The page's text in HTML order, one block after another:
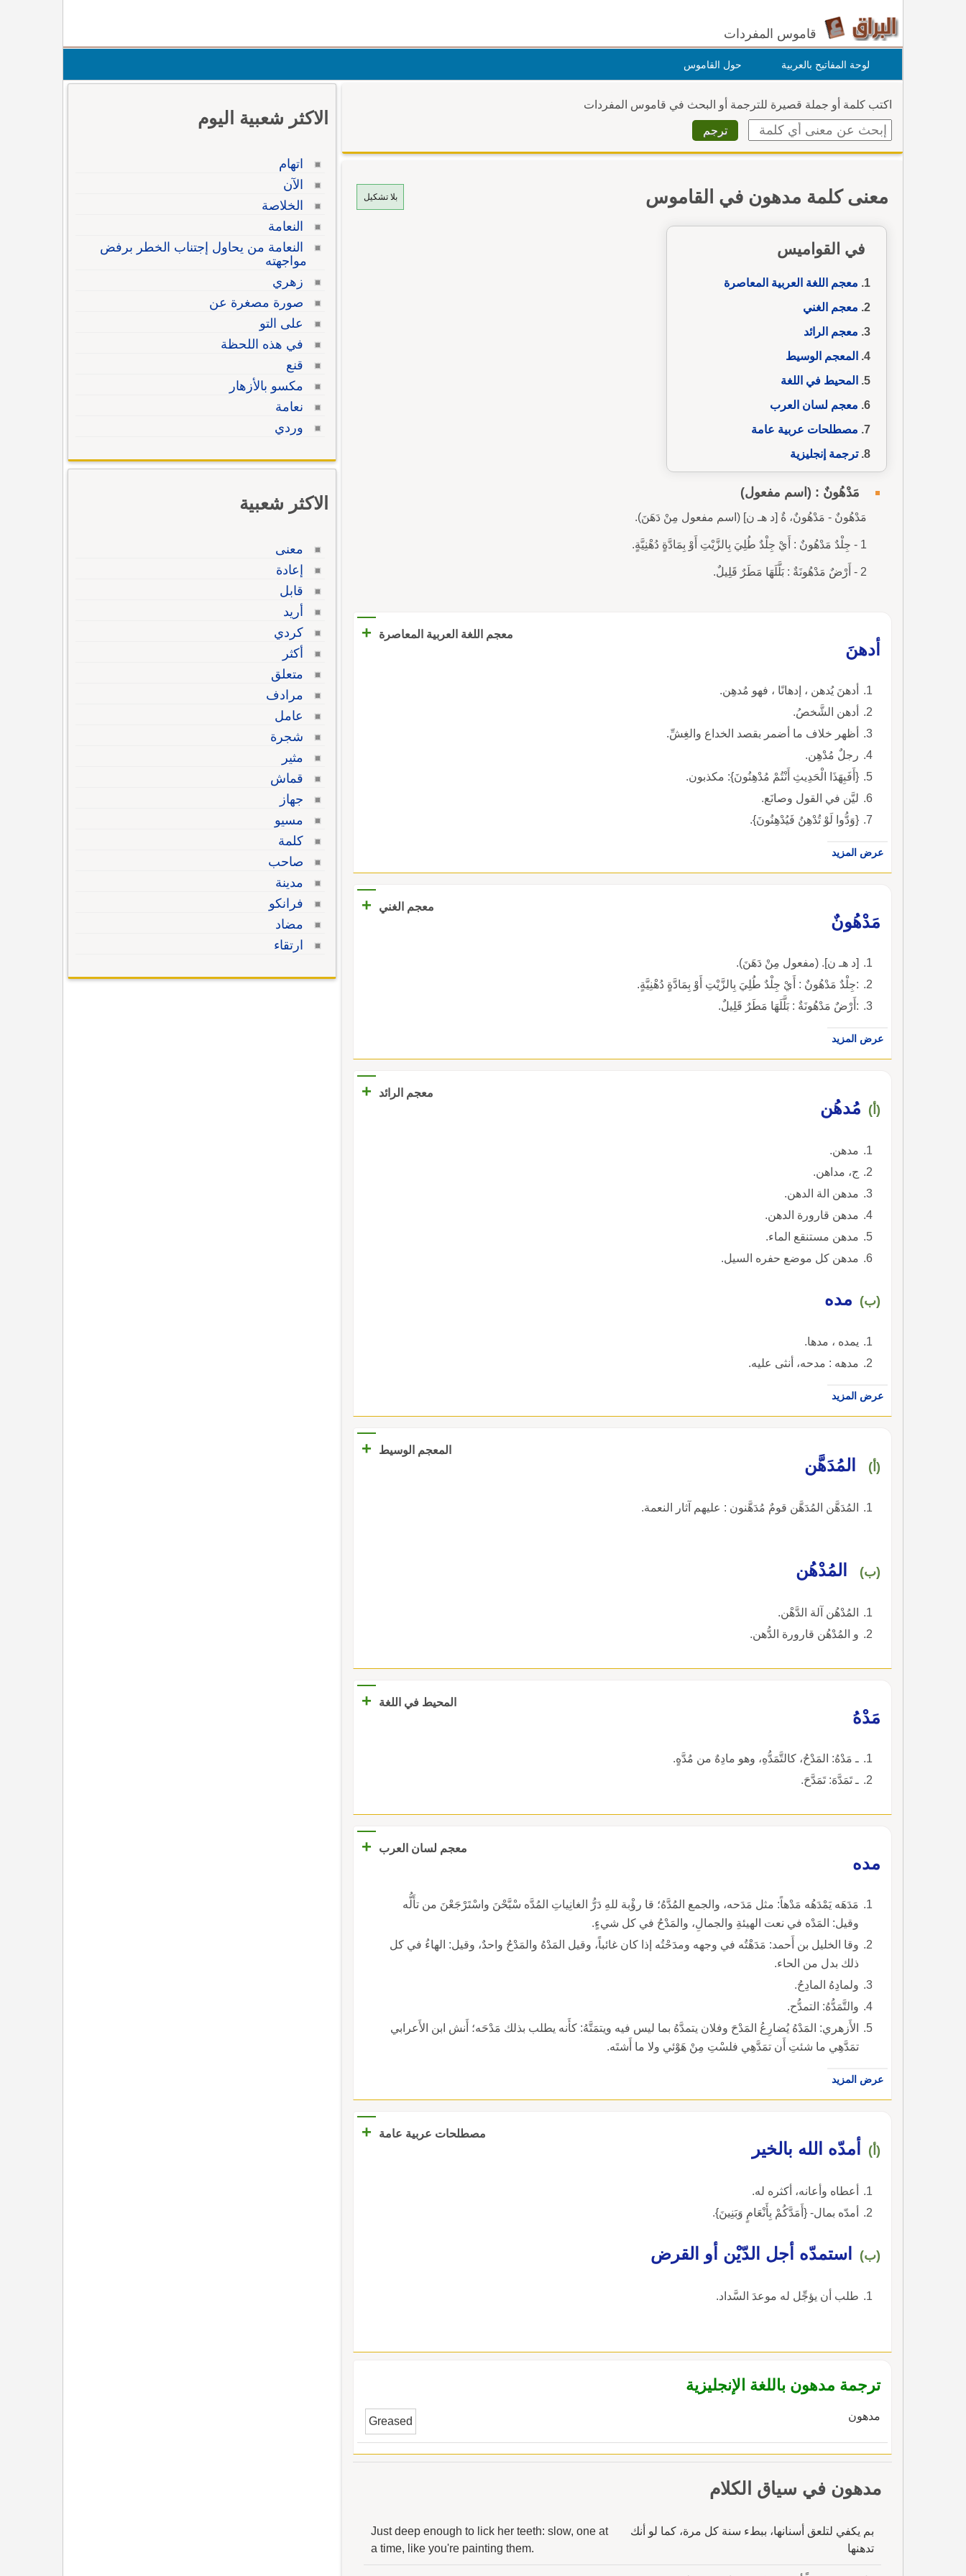
قاموس المفردات
لوحة المفاتيح بالعربية حول القاموس
اكتب كلمة أو جملة قصيرة للترجمة أو البحث في قاموس المفردات
بلا تشكيل معنى كلمة مدهون في القاموس
في القواميس
معجم اللغة العربية المعاصرة
معجم الغني
معجم الرائد
المعجم الوسيط
المحيط في اللغة
معجم لسان العرب
مصطلحات عربية عامة
ترجمة إنجليزية
مَدْهُونٌ : (اسم مفعول)
مَدْهُونٌ - مَدْهُونٌ، ةٌ [د هـ ن] (اسم مفعول مِنْ دَهَنَ).
1 - جِلْدٌ مَدْهُونٌ : أَيْ جِلْدٌ طُلِيَ بِالزَّيْتِ أَوْ بِمَادَّةٍ دُهْنِيَّةٍ.
2 - أَرْضٌ مَدْهُونَةٌ : بَلَّلَهَا مَطَرٌ قَلِيلٌ.
معجم اللغة العربية المعاصرة
+
أدهنَ
أدهنَ يُدهن ، إدهانًا ، فهو مُدهِن.
أدهن الشَّخصُ.
أظهر خلاف ما أضمر بقصد الخداع والغِشِّ.
رجلٌ مُدْهِن.
{أَفَبِهَذَا الْحَدِيثِ أَنْتُمْ مُدْهِنُونَ}: مكذبون.
ليَّن في القول وصانَع.
{وَدُّوا لَوْ تُدْهِنُ فَيُدْهِنُونَ}.
عرض المزيد
معجم الغني
+
مَدْهُونٌ
[د هـ ن]. (مفعول مِنْ دَهَنَ).
:جِلْدٌ مَدْهُونٌ : أَيْ جِلْدٌ طُلِيَ بِالزَّيْتِ أَوْ بِمَادَّةٍ دُهْنِيَّةٍ.
:أَرْضٌ مَدْهُونَةٌ : بَلَّلَهَا مَطَرٌ قَلِيلٌ.
عرض المزيد
معجم الرائد +
(أ) مُدهُن
مدهن.
ج، مداهن.
مدهن الة الدهن.
مدهن قارورة الدهن.
مدهن مستنقع الماء.
مدهن كل موضع حفره السيل.
(ب) مده
يمده ، مدها.
مدهه : مدحه، أنثى عليه.
عرض المزيد
المعجم الوسيط +
(أ) المُدَهَّن
المُدَهَّن المُدَهَّن قومٌ مُدَهَّنون : عليهم آثار النعمة.
(ب) المُدْهُن
المُدْهُن آلة الدَّهْن.
و المُدْهُن قارورة الدُّهن.
المحيط في اللغة
+
مَدْهُ
ـ مَدْهُ: المَدْحُ، كالتَّمَدُّهِ، وهو مادِهٌ من مُدَّهٍ.
ـ تَمَدَّهَ: تَمَدَّحَ.
معجم لسان العرب
+
مده
مَدَهَه يَمْدَهُه مَدْهاً: مثل مَدَحه، والجمع المُدَّهُ؛ قا رؤْبة للهِ دَرُّ الغانِياتِ المُدَّه سْبَّحْنَ واسْتَرْجَعْنَ من تأَلُّه
وقيل: المَدْه في نعت الهيئةِ والجمالِ، والمَدْحُ في كل شيءٍ.
وقا الخليل بن أَحمد: مَدَهْتُه في وجهه ومدَحْتُه إذا كان غائباً، وقيل المَدْهُ والمَدْحُ واحدٌ، وقيل: الهاءُ في كل
ذلك بدل من الحاء.
ولمادِهُ المادِحُ.
والتَّمَدُّهُ: التمدُّح.
الأَزهري: المَدْهُ يُضارِعُ المَدْحَ وفلان يتمدَّهُ بما ليس فيه ويتمَتَّهُ: كأَنه يطلب بذلك مَدْحَه؛ أَنش ابن الأَعرابي
تمَدَّهِي ما شئتِ أَن تمَدَّهِي فلسْتِ مِنْ هَوْئي ولا ما أَشتَه.
عرض المزيد
مصطلحات عربية عامة +
(أ) أمدّه الله بالخير
أعطاه وأعانه، أكثره له.
أمدّه بمال- {أَمَدَّكُمْ بِأَنْعَامٍ وَبَنِينَ}.
(ب) استمدّه أجل الدّيْن أو القرض
طلب أن يؤجِّل له موعدَ السَّداد.
ترجمة مدهون باللغة الإنجليزية
مدهون Greased
مدهون في سياق الكلام
بم يكفي لتلعق أسنانها، ببطء سنة كل مرة، كما لو أنك
تدهنها
Just deep enough to lick her teeth: slow, one at
a time, like you're painting them.
الاكثر شعبية اليوم
اتهام
الآن
الخلاصة
النعامة
النعامة من يحاول إجتناب الخطر برفض
مواجهته
زهري
صورة مصغرة عن
على التو
في هذه اللحظة
قنع
مكسو بالأزهار
نعامة
وردي
الاكثر شعبية
معنى
إعادة
قابل
أريد
كردي
أكثر
متعلق
مرادف
عامل
شجرة
مثير
قماش
جهاز
مسيو
كلمة
صاحب
مدينة
فرانكو
مضاد
ارتقاء